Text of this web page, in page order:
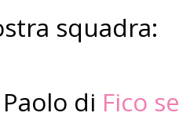
squadra:
di Fico